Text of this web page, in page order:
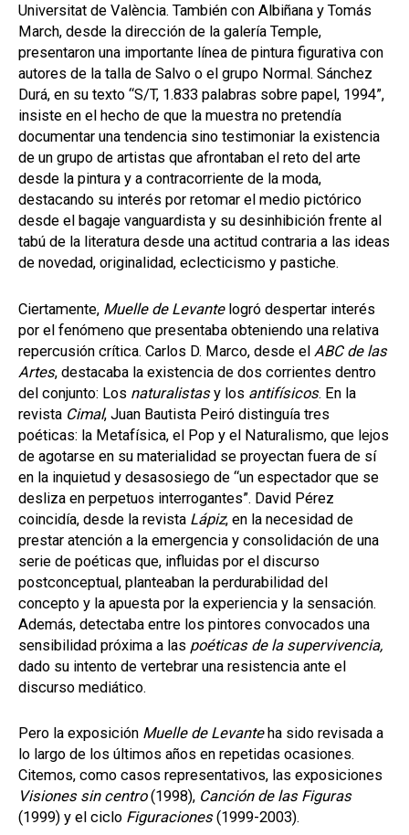
Universitat de València. También con Albiñana y Tomás
March, desde la dirección de la galería Temple,
presentaron una importante línea de pintura figurativa con
autores de la talla de Salvo o el grupo Normal. Sánchez
Durá, en su texto “S/T, 1.833 palabras sobre papel, 1994”,
insiste en el hecho de que la muestra no pretendía
documentar una tendencia sino testimoniar la existencia
de un grupo de artistas que afrontaban el reto del arte
desde la pintura y a contracorriente de la moda,
destacando su interés por retomar el medio pictórico
desde el bagaje vanguardista y su desinhibición frente al
tabú de la literatura desde una actitud contraria a las ideas
de novedad, originalidad, eclecticismo y pastiche.
Ciertamente, Muelle de Levantelogró despertar interés
por el fenómeno que presentaba obteniendo una relativa
repercusión crítica. Carlos D. Marco, desde el ABC de las
Artes, destacaba la existencia de dos corrientes dentro
del conjunto: Los naturalistasy los antifísicos. En la
revista Cimal, Juan Bautista Peiró distinguía tres
poéticas: la Metafísica, el Pop y el Naturalismo, que lejos
de agotarse en su materialidad se proyectan fuera de sí
en la inquietud y desasosiego de “un espectador que se
desliza en perpetuos interrogantes”. David Pérez
coincidía, desde la revista Lápiz, en la necesidad de
prestar atención a la emergencia y consolidación de una
serie de poéticas que, influidas por el discurso
postconceptual, planteaban la perdurabilidad del
concepto y la apuesta por la experiencia y la sensación.
Además, detectaba entre los pintores convocados una
sensibilidad próxima a las poéticas de la supervivencia,
dado su intento de vertebrar una resistencia ante el
discurso mediático.
Pero la exposición Muelle de Levanteha sido revisada a
lo largo de los últimos años en repetidas ocasiones.
Citemos, como casos representativos, las exposiciones
Visiones sin centro(1998), Canción de las Figuras
(1999) y el ciclo Figuraciones(1999-2003).